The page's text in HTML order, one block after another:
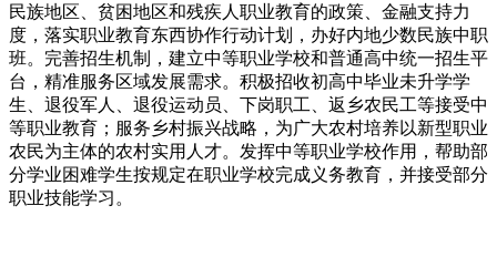
民族地区、贫困地区和残疾人职业教育的政策、金融支持力
度，落实职业教育东西协作行动计划，办好内地少数民族中职
班。完善招生机制，建立中等职业学校和普通高中统一招生平
台，精准服务区域发展需求。积极招收初高中毕业未升学学
生、退役军人、退役运动员、下岗职工、返乡农民工等接受中
等职业教育；服务乡村振兴战略，为广大农村培养以新型职业
农民为主体的农村实用人才。发挥中等职业学校作用，帮助部
分学业困难学生按规定在职业学校完成义务教育，并接受部分
职业技能学习。